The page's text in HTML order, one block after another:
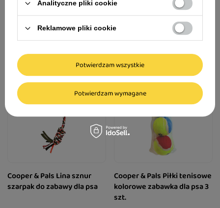
11,81 zł 11,81 zł
Cooper & Pals Lina sznur
szarpak do zabawy dla psa
Cooper & Pals Piłki tenisowe
kolorowe zabawka dla psa 3
szt.
Analityczne pliki cookie
Reklamowe pliki cookie
Potwierdzam wymagane
Potwierdzam wszystkie